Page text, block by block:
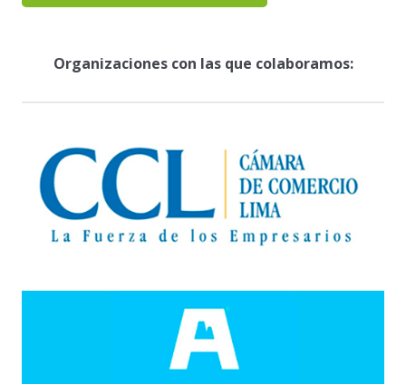
Organizaciones con las que colaboramos: